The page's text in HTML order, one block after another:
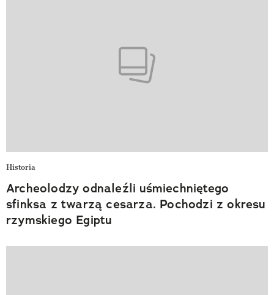
Historia
Archeolodzy odnaleźli uśmiechniętego
sfinksa z twarzą cesarza. Pochodzi z okresu
rzymskiego Egiptu